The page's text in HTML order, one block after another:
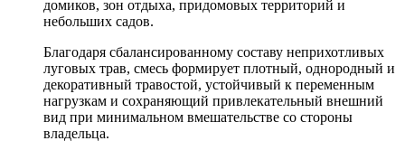
домиков, зон отдыха, придомовых территорий и
небольших садов.
Благодаря сбалансированному составу неприхотливых
луговых трав, смесь формирует плотный, однородный и
декоративный травостой, устойчивый к переменным
нагрузкам и сохраняющий привлекательный внешний
вид при минимальном вмешательстве со стороны
владельца.